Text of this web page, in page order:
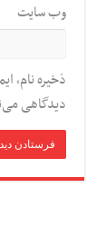
وب‌ سایت
ذخیره نام،
دیدگاهی